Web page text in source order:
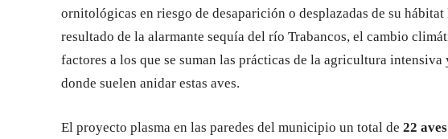
ornitológicas en riesgo de desaparición o desplazadas de su
resultado de la alarmante sequía del río Trabancos, el cambio
factores a los que se suman las prácticas de la agricultura
donde suelen anidar estas aves.
El proyecto plasma en las paredes del municipio un total de 22